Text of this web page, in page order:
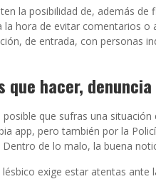
la posibilidad de, además de
la hora de evitar comentarios
de entrada, con personas
que hacer, denuncia
que sufras una
app, pero también por la
Dentro de lo malo, la buena
lésbico exige estar atentas